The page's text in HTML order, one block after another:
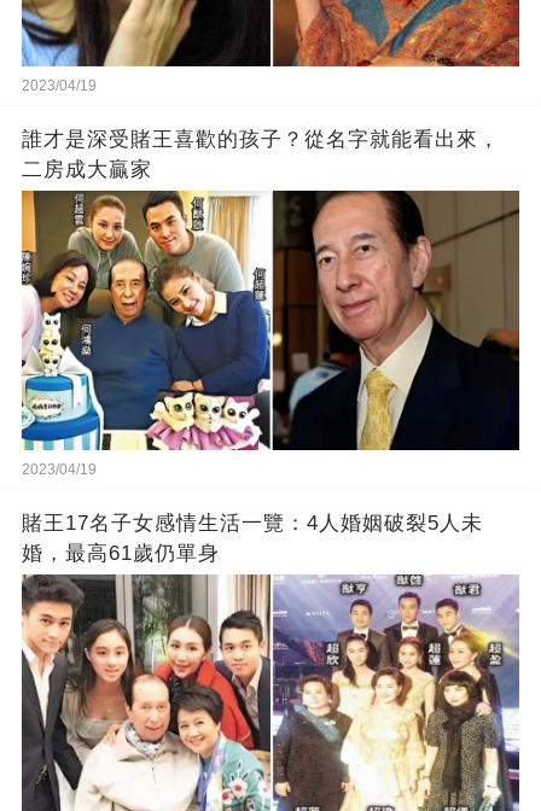
2023/04/19
誰才是深受賭王喜歡的孩子？從名字就能看出來，
二房成大贏家
2023/04/19
賭王17名子女感情生活一覽：4人婚姻破裂5人未
婚，最高61歲仍單身